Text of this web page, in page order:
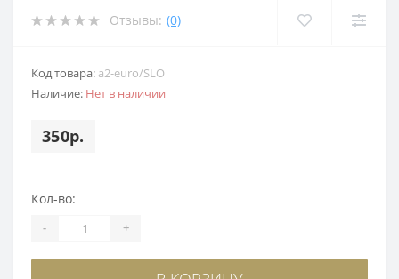
Отзывы: (0)
Код товара: a2-euro/SLO
Наличие: Нет в наличии
350р.
Кол-во:
- +